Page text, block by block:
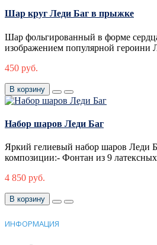
Шар круг Леди Баг в прыжке
Шар фольгированный в форме
изображением популярной героини
450 руб.
В корзину
Набор шаров Леди Баг
Яркий гелиевый набор шаров Леди
композиции:- Фонтан из 9
4 850 руб.
В корзину
ИНФОРМАЦИЯ